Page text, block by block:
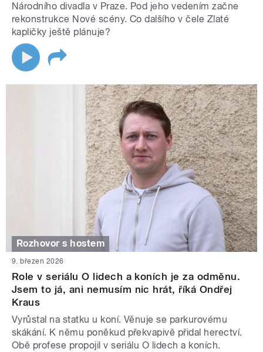
Národního divadla v Praze. Pod jeho vedením začne
rekonstrukce Nové scény. Co dalšího v čele Zlaté
kapličky ještě plánuje?
Rozhovor s hostem
9. březen 2026
Role v seriálu O lidech a koních je za odměnu.
Jsem to já, ani nemusím nic hrát, říká Ondřej
Kraus
Vyrůstal na statku u koní. Věnuje se parkurovému
skákání. K němu poněkud překvapivě přidal herectví.
Obě profese propojil v seriálu O lidech a koních.